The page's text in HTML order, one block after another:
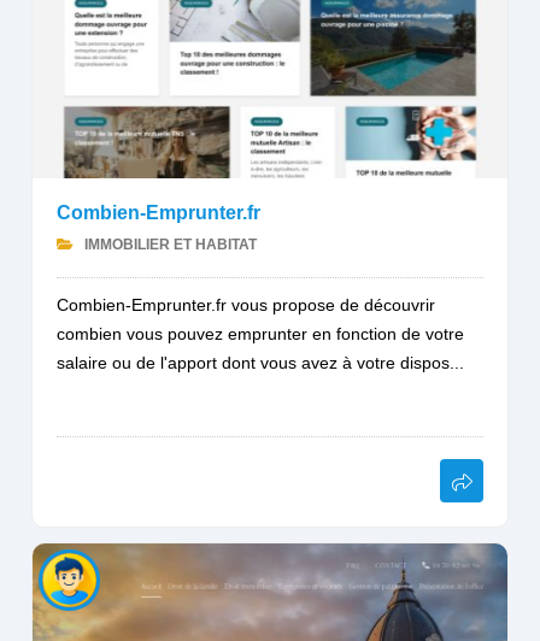
Combien-Emprunter.fr
IMMOBILIER ET HABITAT
Combien-Emprunter.fr vous propose de découvrir
combien vous pouvez emprunter en fonction de votre
salaire ou de l'apport dont vous avez à votre dispos...